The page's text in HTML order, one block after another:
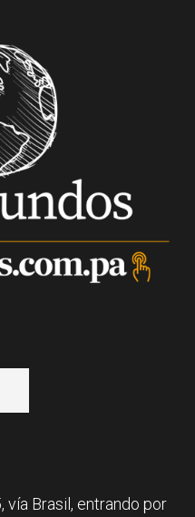
vía Brasil, entrando por